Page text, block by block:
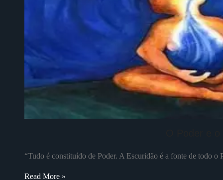
“Tudo é constituído de Poder. A Escuridão é a fonte de todo
Read More »